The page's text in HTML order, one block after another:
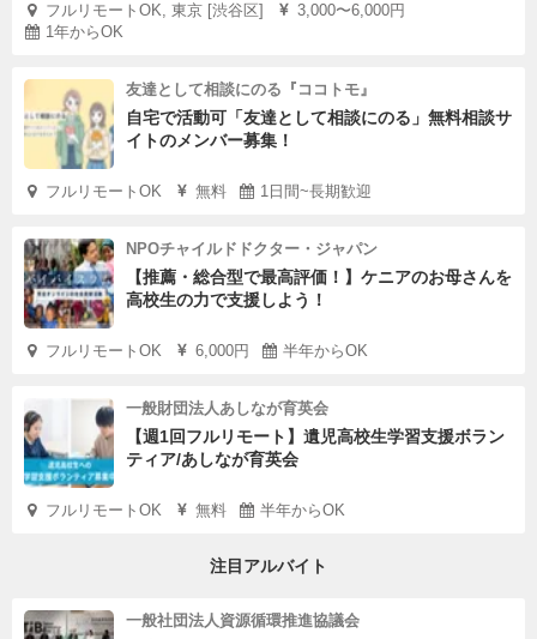
フルリモートOK, 東京 [渋谷区]
3,000〜6,000円
1年からOK
友達として相談にのる『ココトモ』
自宅で活動可「友達として相談にのる」無料相談サ
イトのメンバー募集！
フルリモートOK 無料 1日間~長期歓迎
NPOチャイルドドクター・ジャパン
【推薦・総合型で最高評価！】ケニアのお母さんを
高校生の力で支援しよう！
フルリモートOK 6,000円 半年からOK
一般財団法人あしなが育英会
【週1回フルリモート】遺児高校生学習支援ボラン
ティア/あしなが育英会
フルリモートOK 無料 半年からOK
注目アルバイト
一般社団法人資源循環推進協議会